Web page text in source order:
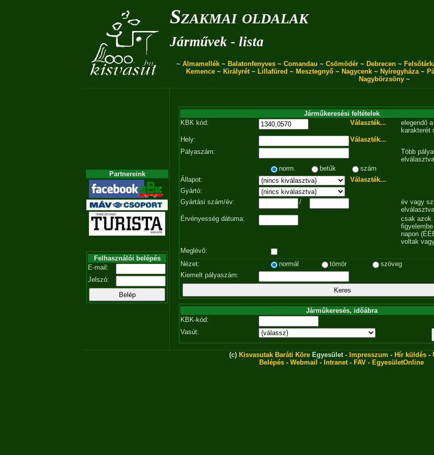
Szakmai oldalak
Járművek - lista
~ Almamellék ~ Balatonfenyves ~ Comandau ~ Csömödér ~ Debrecen ~
Kemence~ Királyrét~ Lillafüred ~ Mesztegnyő~ Nagycenk~ Nyíregyháza~
Nagybörzsöny ~
Partnereink
Felhasználói belépés
E-mail:
Jelszó:
Járműkeresési feltételek
KBK kód:
Választék...
elegendő
karakterét
Hely:
Választék...
Pályaszám:
Több
elválasztva
norm.
betűk
szám
Állapot:
Választék...
Gyártó:
Gyártási szám/év:
/
év vagy
Érvényesség dátuma:
csak azok
napon
voltak
Meglévő:
Nézet:
normál tömör
szöveg
Kiemelt pályaszám:
Járműkeresés, időábra
KBK-kód:
Vasút:
(c) Kisvasutak Baráti Köre Egyesület - Impresszum - Hír küldés -
Belépés - Webmail - Intranet- FAV - EgyesületOnline